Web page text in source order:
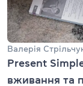
Валерія
Present
вживання та